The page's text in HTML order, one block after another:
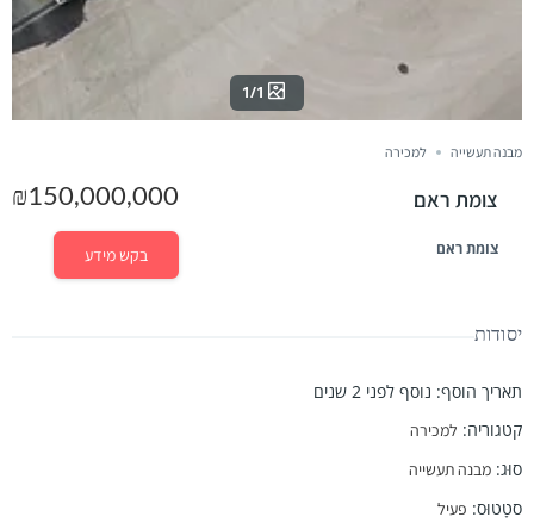
1/1
מבנה תעשייה למכירה
צומת ראם
צומת ראם
₪150,000,000
בקש מידע
יסודות
תאריך הוסף: נוסף לפני 2 שנים
קטגוריה: למכירה
סוּג: מבנה תעשייה
סטָטוּס: פעיל